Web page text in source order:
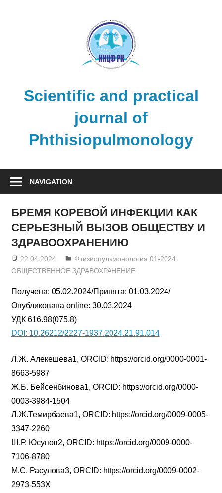
Scientific and practical
journal of
Phthisiopulmonology
NAVIGATION
БРЕМЯ КОРЕВОЙ ИНФЕКЦИИ КАК
СЕРЬЕЗНЫЙ ВЫЗОВ ОБЩЕСТВУ И
ЗДРАВООХРАНЕНИЮ
22.04.2024 admin
Фтизиопульмонология 01-2024
ОБЩЕСТВЕННОЕ ЗДРАВОХРАНЕНИЕ
Получена: 05.02.2024/Принята: 01.03.2024/
Опубликована online: 30.03.2024
УДК 616.98(075.8)
DOI: 10.26212/2227-1937.2024.21.91.014
Л.Ж. Алекешева1, ORCID: https://orcid.org/0000-0001-
8663-5987
Ж.Б. Бейсенбинова1, ORCID: https://orcid.org/0000-
0003-3984-1504
Л.Ж.Темирбаева1, ORCID: https://orcid.org/0009-0005-
3347-2260
Ш.Р. Юсупов2, ORCID: https://orcid.org/0009-0000-
7106-8780
М.С. Расулова3, ORCID: https://orcid.org/0009-0002-
2973-553X